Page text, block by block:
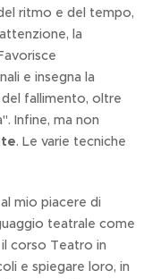
ritmo e del tempo,
la
e insegna la
fallimento, oltre
Infine, ma non
. Le varie tecniche
mio piacere di
teatrale come
corso Teatro in
e spiegare loro, in